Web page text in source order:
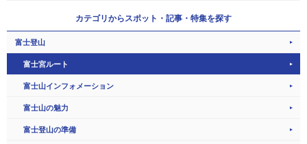
カテゴリからスポット・記事・特集を探す
富士登山
富士宮ルート
富士山インフォメーション
富士山の魅力
富士登山の準備